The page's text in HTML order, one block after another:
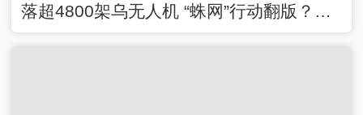
落超4800架乌无人机 “蛛网”行动翻版？乌